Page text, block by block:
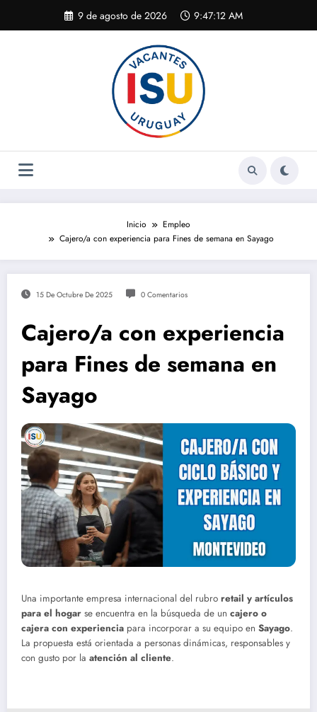
contenido
9 de agosto de 2026 9:47:13 AM
Inicio
Empleo
Cajero/a con experiencia para Fines de semana en Sayago
15 De Octubre De 2025 0 Comentarios
Cajero/a con experiencia
para Fines de semana en
Sayago
Una importante empresa internacional del rubro retail y artículos
para el hogar se encuentra en la búsqueda de un cajero o
cajera con experiencia para incorporar a su equipo en Sayago.
La propuesta está orientada a personas dinámicas, responsables y
con gusto por la atención al cliente.